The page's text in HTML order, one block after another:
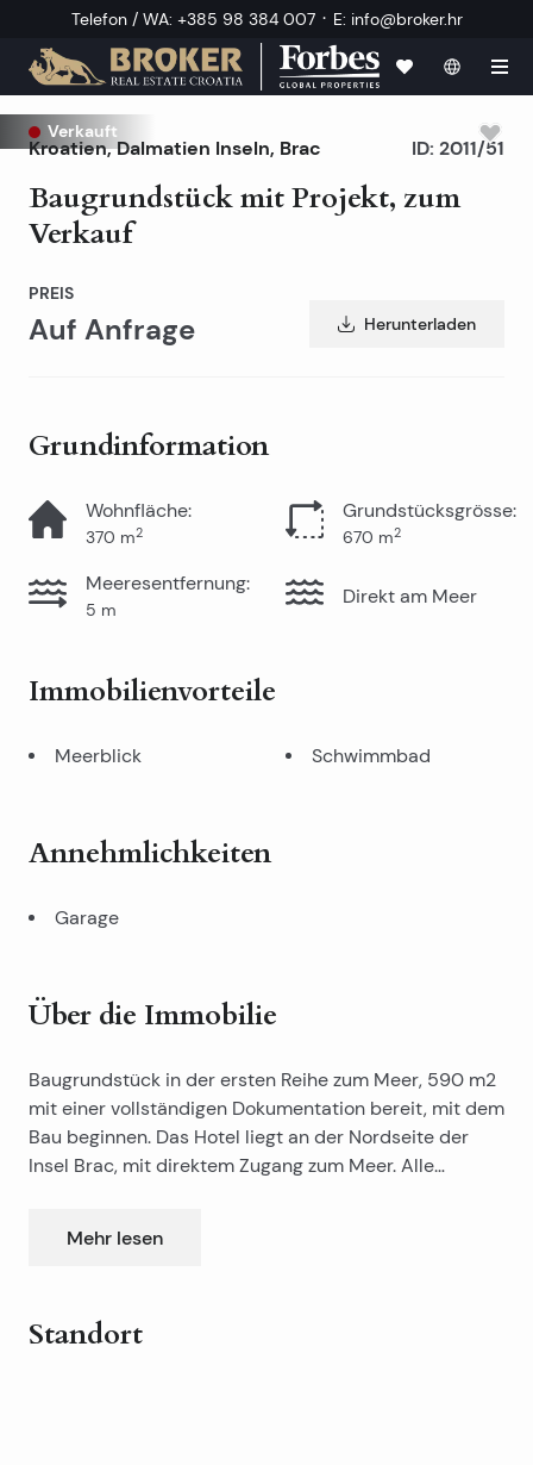
Telefon / WA: +385 98 384 007 · E: info@broker.hr
Verkauft
Kroatien,Dalmatien Inseln, Brac
Baugrundstück mit Projekt, zum
Verkauf
ID: 2011/51
PREIS
Auf Anfrage Herunterladen
Grundinformation
Wohnfläche:
370 m2
Grundstücksgrösse:
670 m2
Meeresentfernung:
5 m
Direkt am Meer
Immobilienvorteile
Meerblick Schwimmbad
Annehmlichkeiten
Garage
Über die Immobilie
Baugrundstück in der ersten Reihe zum Meer, 590 m2
mit einer vollständigen Dokumentation bereit, mit dem
Bau beginnen. Das Hotel liegt an der Nordseite der
Insel Brac, mit direktem Zugang zum Meer. Alle
von Luxusvillen mit Pool Bruttogeschossfläche von 370
Mehr lesen
Standort